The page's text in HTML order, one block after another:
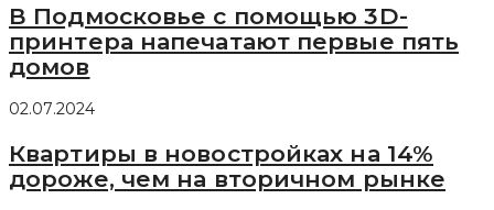
В Подмосковье с помощью 3D-
принтера напечатают первые пять
домов
02.07.2024
Квартиры в новостройках на 14%
дороже, чем на вторичном рынке